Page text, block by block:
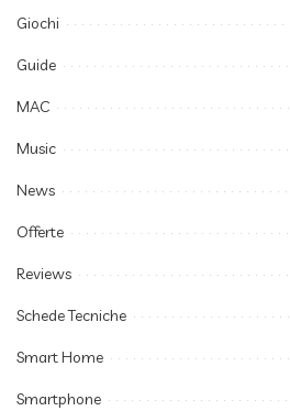
Giochi
Guide
MAC
Music
News
Offerte
Reviews
Schede Tecniche
Smart Home
Smartphone